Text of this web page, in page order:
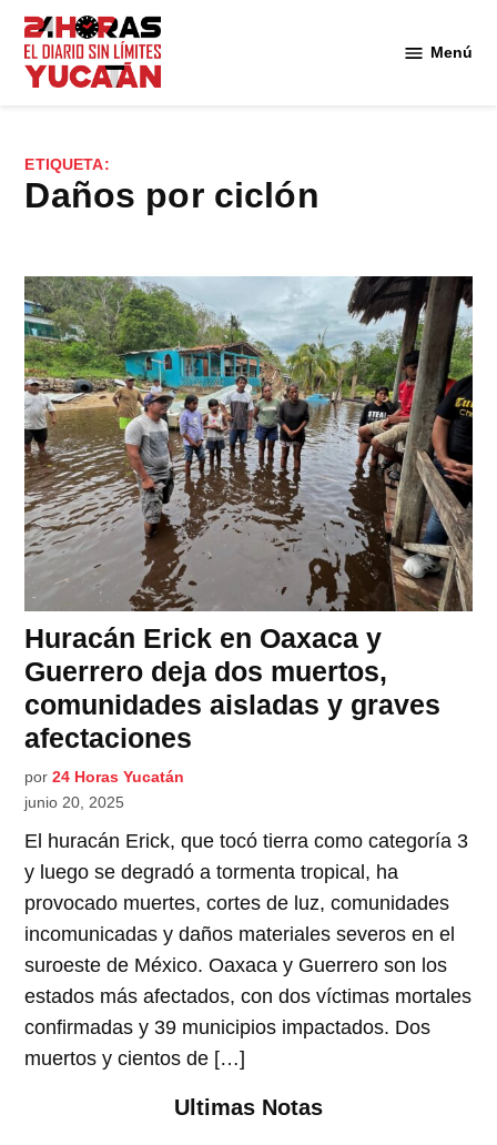
Saltar
contenido
Menú
ETIQUETA:
daños por ciclón
Huracán Erick en Oaxaca y
Guerrero deja dos muertos,
comunidades aisladas y graves
afectaciones
por 24 Horas Yucatán
junio 20, 2025
El huracán Erick, que tocó tierra como categoría 3
y luego se degradó a tormenta tropical, ha
provocado muertes, cortes de luz, comunidades
incomunicadas y daños materiales severos en el
suroeste de México. Oaxaca y Guerrero son los
estados más afectados, con dos víctimas mortales
confirmadas y 39 municipios impactados. Dos
muertos y cientos de […]
Ultimas Notas